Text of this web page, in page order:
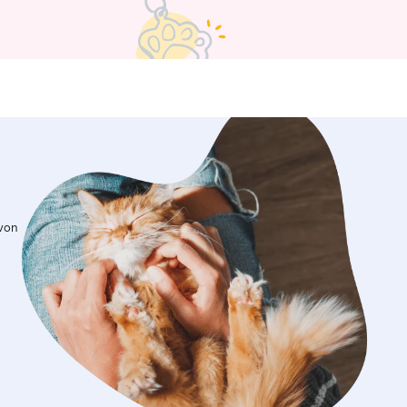
Da ich meinen Zeitplan
kann, bin ich sowohl unter
als auch an den Wochenenden
ganz nach Ihren Wünschen und den
Bedürfnissen Ihres Haustieres, egal
Auslauf, Medikamentengabe oder
Ruhe geht. In jedem Umfeld sorge
sichere, stressfreie Atmosphäre und
strikt an Ihre Vorgaben.